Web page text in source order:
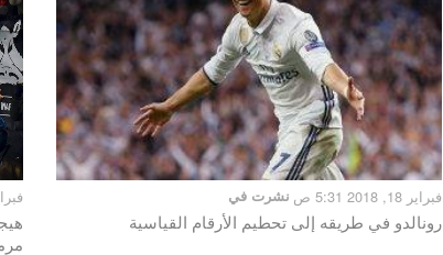
نشرت في فبراير 18, 2018 5:31 ص
رونالدو في طريقه إلى تحطيم الأرقام القياسية
فبراير 17,